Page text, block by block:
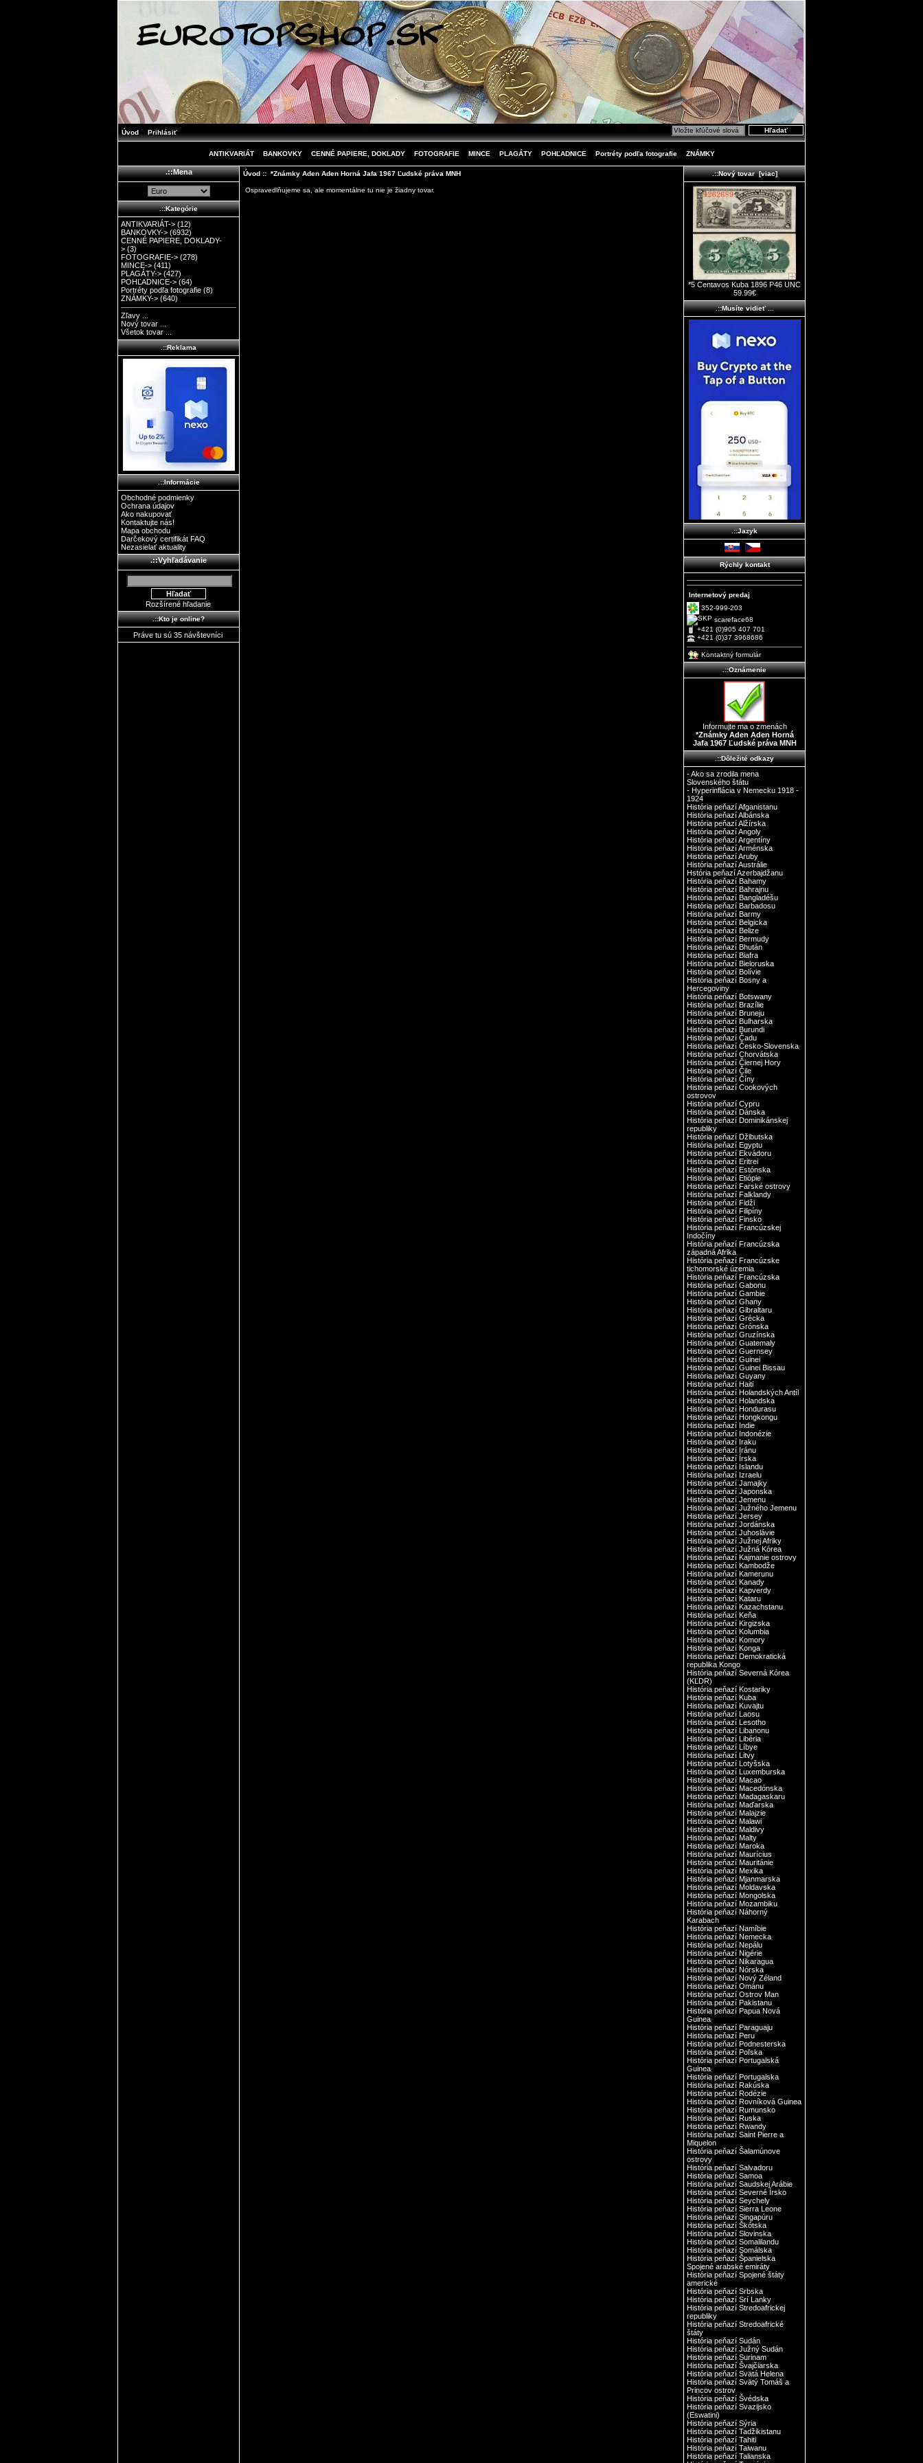
Úvod Prihlásiť
ANTIKVARIÁT BANKOVKY CENNÉ PAPIERE, DOKLADY FOTOGRAFIE MINCE PLAGÁTY POHĽADNICE Portréty podľa fotografie ZNÁMKY
.::Mena
.::Kategórie
ANTIKVARIÁT-> (12)
BANKOVKY-> (6932)
CENNÉ PAPIERE, DOKLADY-
> (3)
FOTOGRAFIE-> (278)
MINCE-> (411)
PLAGÁTY-> (427)
POHĽADNICE-> (64)
Portréty podľa fotografie (8)
ZNÁMKY-> (640)
Zľavy ...
Nový tovar ...
Všetok tovar ...
.::Reklama
.::Informácie
Obchodné podmienky
Ochrana údajov
Ako nakupovať
Kontaktujte nás!
Mapa obchodu
Darčekový certifikát FAQ
Nezasielať aktuality
.::Vyhľadávanie
Rozšírené hľadanie
.::Kto je online?
Práve tu sú 35 návštevníci
Úvod:: *Známky Aden Aden Horná Jafa 1967 Ľudské práva MNH
Ospravedlňujeme sa, ale momentálne tu nie je žiadny tovar.
.::Nový tovar [viac]
*5 Centavos Kuba 1896 P46 UNC
59.99€
.::Musíte vidieť ...
.::Jazyk
Rýchly kontakt
Internetový predaj
352-999-203
scareface68
+421 (0)905 407 701
+421 (0)37 3968686
Kontaktný formulár
.::Oznámenie
Informujte ma o zmenách
*Známky Aden Aden Horná
Jafa 1967 Ľudské práva MNH
.::Dôležité odkazy
- Ako sa zrodila mena
Slovenského štátu
- Hyperinflácia v Nemecku 1918 -
1924
História peňazí Afganistanu
História peňazí Albánska
História peňazí Alžírska
História peňazí Angoly
História peňazí Argentíny
História peňazí Arménska
História peňazí Aruby
História peňazí Austrálie
Hstória peňazí Azerbajdžanu
História peňazí Bahamy
História peňazí Bahrajnu
História peňazí Bangladéšu
História peňazí Barbadosu
História peňazí Barmy
História peňazí Belgicka
História peňazí Belize
História peňazí Bermudy
História peňazí Bhután
História peňazí Biafra
História peňazí Bieloruska
História peňazí Bolívie
História peňazí Bosny a
Hercegoviny
História peňazí Botswany
História peňazí Brazílie
História peňazí Bruneju
História peňazí Bulharska
História peňazí Burundi
História peňazí Čadu
História peňazí Česko-Slovenska
História peňazí Chorvátska
História peňazí Čiernej Hory
História peňazí Čile
História peňazí Číny
História peňazí Cookových
ostrovov
História peňazí Cypru
História peňazí Dánska
História peňazí Dominikánskej
republiky
História peňazí Džibutska
História peňazí Egyptu
História peňazí Ekvádoru
História peňazí Eritrei
História peňazí Estónska
História peňazí Etiópie
História peňazí Farské ostrovy
História peňazí Falklandy
História peňazí Fidži
História peňazí Filipíny
História peňazí Finsko
História peňazí Francúzskej
Indočíny
História peňazí Francúzska
západná Afrika
História peňazí Francúzske
tichomorské územia
História peňazí Francúzska
História peňazí Gabonu
História peňazí Gambie
História peňazí Ghany
História peňazí Gibraltaru
História peňazí Grécka
História peňazí Grónska
História peňazí Gruzínska
História peňazí Guatemaly
História peňazí Guernsey
História peňazí Guinei
História peňazí Guinei Bissau
História peňazí Guyany
História peňazí Haiti
História peňazí Holandských Antíl
História peňazí Holandska
História peňazí Hondurasu
História peňazí Hongkongu
História peňazí Indie
História peňazí Indonézie
História peňazí Iraku
História peňazí Iránu
História peňazí Írska
História peňazí Islandu
História peňazí Izraelu
História peňazí Jamajky
História peňazí Japonska
História peňazí Jemenu
História peňazí Južného Jemenu
História peňazí Jersey
História peňazí Jordánska
História peňazí Juhoslávie
História peňazí Južnej Afriky
História peňazí Južná Kórea
História peňazí Kajmanie ostrovy
História peňazí Kambodže
História peňazí Kamerunu
História peňazí Kanady
História peňazí Kapverdy
História peňazí Kataru
História peňazí Kazachstanu
História peňazí Keňa
História peňazí Kirgizska
História peňazí Kolumbia
História peňazí Komory
História peňazí Konga
História peňazí Demokratická
republika Kongo
História peňazí Severná Kórea
(KĽDR)
História peňazí Kostariky
História peňazí Kuba
História peňazí Kuvajtu
História peňazí Laosu
História peňazí Lesotho
História peňazí Libanonu
História peňazí Libéria
História peňazí Líbye
História peňazí Litvy
História peňazí Lotyšska
História peňazí Luxemburska
História peňazí Macao
História peňazí Macedónska
História peňazí Madagaskaru
História peňazí Maďarska
História peňazí Malajzie
História peňazí Malawi
História peňazí Maldivy
História peňazí Malty
História peňazí Maroka
História peňazí Maurícius
História peňazí Mauritánie
História peňazí Mexika
História peňazí Mjanmarska
História peňazí Moldavska
História peňazí Mongolska
História peňazí Mozambiku
História peňazí Náhorný
Karabach
História peňazí Namíbie
História peňazí Nemecka
História peňazí Nepálu
História peňazí Nigérie
História peňazí Nikaragua
História peňazí Nórska
História peňazí Nový Zéland
História peňazí Ománu
História peňazí Ostrov Man
História peňazí Pakistanu
História peňazí Papua Nová
Guinea
História peňazí Paraguaju
História peňazí Peru
História peňazí Podnesterska
História peňazí Poľska
História peňazí Portugalská
Guinea
História peňazí Portugalska
História peňazí Rakúska
História peňazí Rodézie
História peňazí Rovníková Guinea
História peňazí Rumunsko
História peňazí Ruska
História peňazí Rwandy
História peňazí Saint Pierre a
Miquelon
História peňazí Šalamúnove
ostrovy
História peňazí Salvadoru
História peňazí Samoa
História peňazí Saudskej Arábie
História peňazí Severné Írsko
História peňazí Seychely
História peňazí Sierra Leone
História peňazí Singapúru
História peňazí Škótska
História peňazí Slovinska
História peňazí Somalilandu
História peňazí Somálska
História peňazí Španielska
Spojené arabské emiráty
História peňazí Spojené štáty
americké
História peňazí Srbska
História peňazí Srí Lanky
História peňazí Stredoafrickej
republiky
História peňazí Stredoafrické
štáty
História peňazí Sudán
História peňazí Južný Sudán
História peňazí Surinam
História peňazí Švajčiarska
História peňazí Svätá Helena
História peňazí Svätý Tomáš a
Princov ostrov
História peňazí Švédska
História peňazí Svazijsko
(Eswatini)
História peňazí Sýria
História peňazí Tadžikistanu
História peňazí Tahiti
História peňazí Taiwanu
História peňazí Talianska